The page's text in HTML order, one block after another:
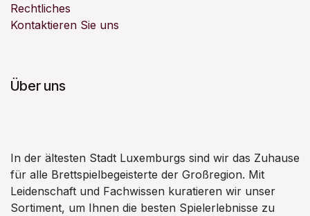
Rechtliches
Kontaktieren Sie uns
Über uns
In der ältesten Stadt Luxemburgs sind wir das Zuhause
für alle Brettspielbegeisterte der Großregion. Mit
Leidenschaft und Fachwissen kuratieren wir unser
Sortiment, um Ihnen die besten Spielerlebnisse zu